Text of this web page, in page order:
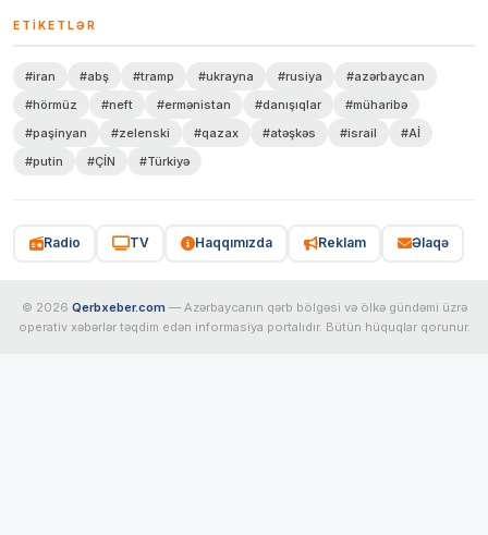
ETIKETLƏR
#iran #abş #tramp #ukrayna #rusiya
#azərbaycan
#hörmüz
#neft #ermənistan #danışıqlar
#müharibə
#paşinyan
#zelenski #qazax #atəşkəs #israil
#Aİ
#putin
#ÇİN #Türkiyə
Radio TV Haqqımızda Reklam Əlaqə
© 2026 Qerbxeber.com — Azərbaycanın qərb bölgəsi və ölkə gündəmi üzrə
operativ xəbərlər təqdim edən informasiya portalıdır. Bütün hüquqlar qorunur.